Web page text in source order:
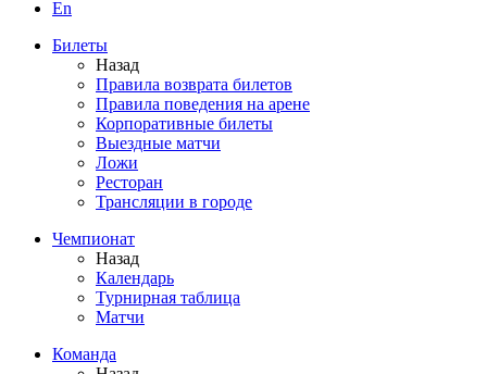
En
Билеты
Назад
Правила возврата билетов
Правила поведения на арене
Корпоративные билеты
Выездные матчи
Ложи
Ресторан
Трансляции в городе
Чемпионат
Назад
Календарь
Турнирная таблица
Матчи
Команда